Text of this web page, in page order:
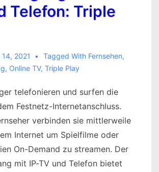
Telefon: Triple
2021 Tagged With Fernsehen,
, Online TV, Triple Play
telefonieren und surfen die
Festnetz-Internetanschluss.
verbinden sie mittlerweile
Internet um Spielfilme oder
On-Demand zu streamen. Der
mit IP-TV und Telefon bietet